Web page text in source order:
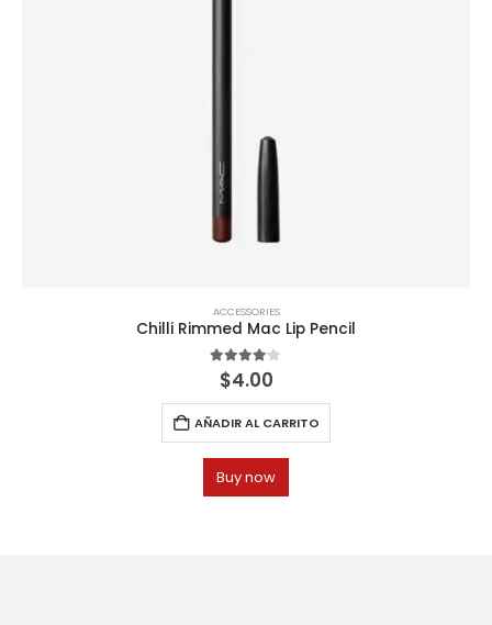
ACCESSORIES
Chilli Rimmed Mac Lip Pencil
4.00 out of 5
$4.00
AÑADIR AL CARRITO
Buy now